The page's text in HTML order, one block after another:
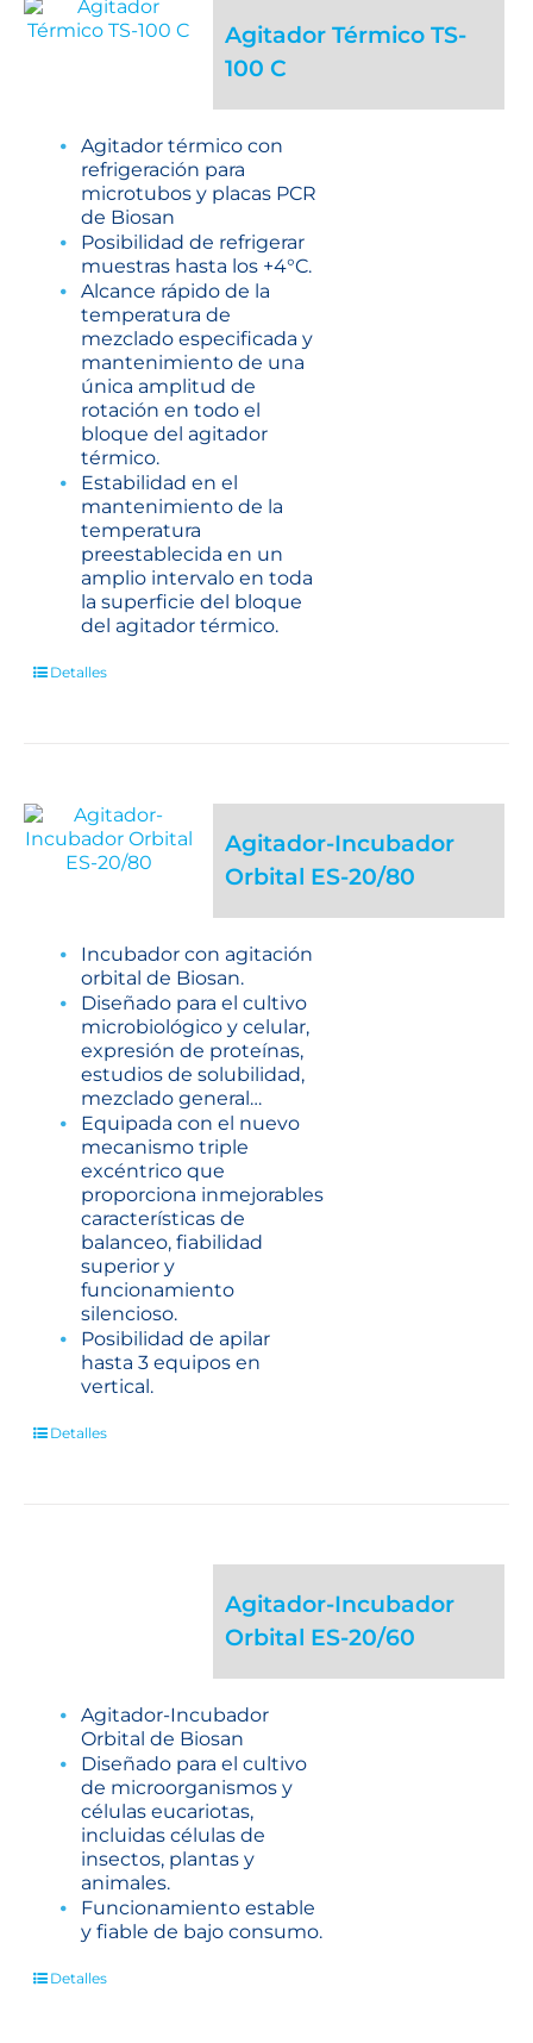
Agitador Térmico TS-
100 C
Agitador térmico con
refrigeración para
microtubos y placas PCR
de Biosan
Posibilidad de refrigerar
muestras hasta los +4°C.
Alcance rápido de la
temperatura de
mezclado especificada y
mantenimiento de una
única amplitud de
rotación en todo el
bloque del agitador
térmico.
Estabilidad en el
mantenimiento de la
temperatura
preestablecida en un
amplio intervalo en toda
la superficie del bloque
del agitador térmico.
Detalles
Agitador-Incubador
Orbital ES-20/80
Incubador con agitación
orbital de Biosan.
Diseñado para el cultivo
microbiológico y celular,
expresión de proteínas,
estudios de solubilidad,
mezclado general…
Equipada con el nuevo
mecanismo triple
excéntrico que
proporciona inmejorables
características de
balanceo, fiabilidad
superior y
funcionamiento
silencioso.
Posibilidad de apilar
hasta 3 equipos en
vertical.
Detalles
Agitador-Incubador
Orbital ES-20/60
Agitador-Incubador
Orbital de Biosan
Diseñado para el cultivo
de microorganismos y
células eucariotas,
incluidas células de
insectos, plantas y
animales.
Funcionamiento estable
y fiable de bajo consumo.
Detalles